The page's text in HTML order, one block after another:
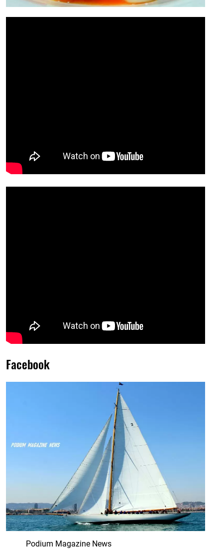
Facebook
Podium Magazine News